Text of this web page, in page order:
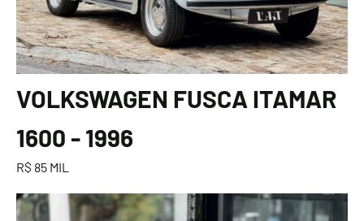
VOLKSWAGEN FUSCA ITAMAR
1600 - 1996
R$ 85 MIL